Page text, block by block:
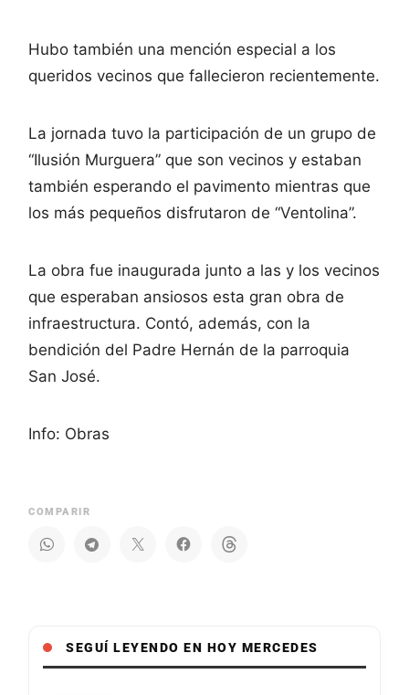
Hubo también una mención especial a los
queridos vecinos que fallecieron recientemente.
La jornada tuvo la participación de un grupo de
“Ilusión Murguera” que son vecinos y estaban
también esperando el pavimento mientras que
los más pequeños disfrutaron de “Ventolina”.
La obra fue inaugurada junto a las y los vecinos
que esperaban ansiosos esta gran obra de
infraestructura. Contó, además, con la
bendición del Padre Hernán de la parroquia
San José.
Info: Obras
COMPARIR
SEGUÍ LEYENDO EN HOY MERCEDES